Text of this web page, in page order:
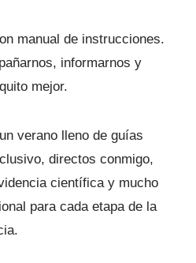
manual de instrucciones.
informarnos y
mejor.
verano lleno de guías
directos conmigo,
científica y mucho
para cada etapa de la